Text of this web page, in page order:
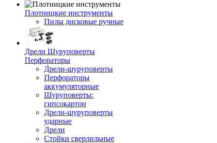
Плотницкие инструменты
Пилы дисковые ручные
Дрели Шуруповерты
Перфораторы
Дрели-шуруповерты
Перфораторы
аккумуляторные
Шуруповерты:
гипсокартон
Дрели-шуруповерты
ударные
Дрели
Стойки сверлильные